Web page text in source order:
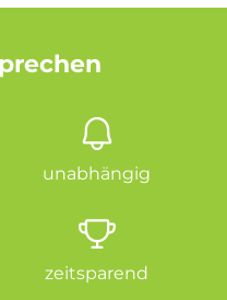
unabhängig
zeitsparend